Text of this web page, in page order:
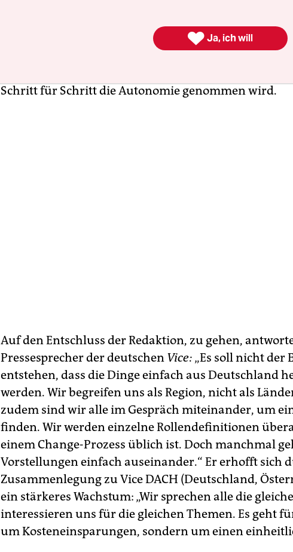
Herbst, dass sie seit einem Jahr schon eine neue
Schritt für Schritt die Autonomie genommen wird.
Auf den Entschluss der Redaktion, zu gehen,
Pressesprecher der deutschen Vice: „Es soll nicht der
entstehen, dass die Dinge einfach aus Deutschland
werden. Wir begreifen uns als Region, nicht als
zudem sind wir alle im Gespräch miteinander, um
finden. Wir werden einzelne Rollendefinitionen
einem Change-Prozess üblich ist. Doch manchmal
Vorstellungen einfach auseinander.“ Er erhofft sich
Zusammenlegung zu Vice DACH (Deutschland,
ein stärkeres Wachstum: „Wir sprechen alle die
interessieren uns für die gleichen Themen. Es geht
um Kosteneinsparungen, sondern um einen
 Ja, ich will